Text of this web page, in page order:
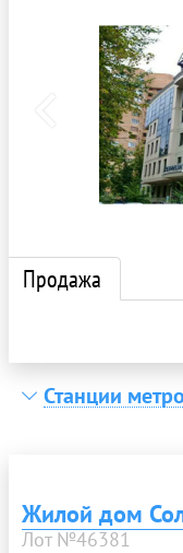
Продажа
Станции
Жилой дом
Лот №46381